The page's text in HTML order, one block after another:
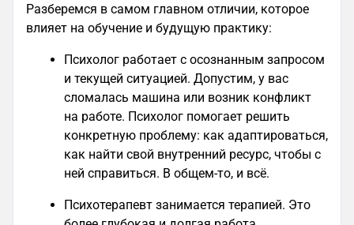
Разберемся в самом главном отличии, которое
влияет на обучение и будущую практику:
Психолог работает с осознанным запросом
и текущей ситуацией. Допустим, у вас
сломалась машина или возник конфликт
на работе. Психолог помогает решить
конкретную проблему: как адаптироваться,
как найти свой внутренний ресурс, чтобы с
ней справиться. В общем-то, и всё.
Психотерапевт занимается терапией. Это